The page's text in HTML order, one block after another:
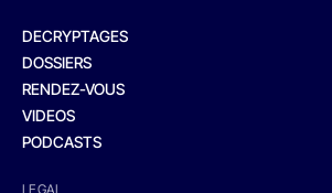
DECRYPTAGES
DOSSIERS
RENDEZ-VOUS
VIDEOS
PODCASTS
LEGAL